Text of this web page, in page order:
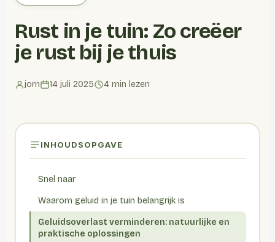
Rust in je tuin: Zo creëer
je rust bij je thuis
jorn 14 juli 2025 4 min lezen
INHOUDSOPGAVE
Snel naar
Waarom geluid in je tuin belangrijk is
Geluidsoverlast verminderen: natuurlijke en
praktische oplossingen